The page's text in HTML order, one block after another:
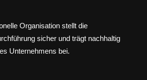
Organisation stellt die
sicher und trägt nachhaltig
Unternehmens bei.